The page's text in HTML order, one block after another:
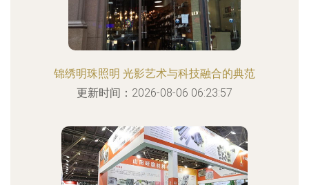
锦绣明珠照明 光影艺术与科技融合的典范
更新时间：2026-08-06 06:23:57